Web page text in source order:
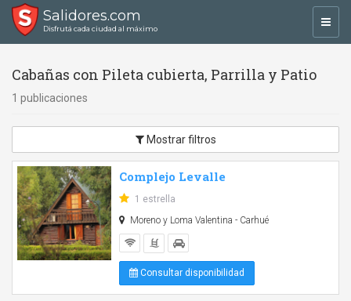
Salidores.com
Disfrutá cada ciudad al máximo
Cabañas con Pileta cubierta, Parrilla y Patio
1 publicaciones
Mostrar filtros
Complejo Levalle
1 estrella
Moreno y Loma Valentina - Carhué
Consultar disponibilidad